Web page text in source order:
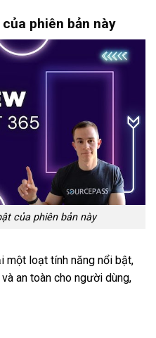
phiên bản này
của phiên bản này
một loạt tính năng nổi bật,
an toàn cho người dùng,